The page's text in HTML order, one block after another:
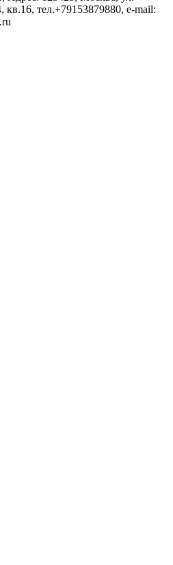
кв.16, тел.+79153879880, e-mail: